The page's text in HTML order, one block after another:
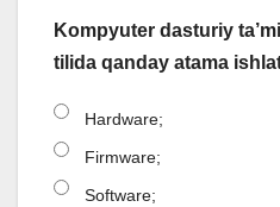
Kompyuter dasturiy
tilida qanday atama
Hardware;
Firmware;
Software;